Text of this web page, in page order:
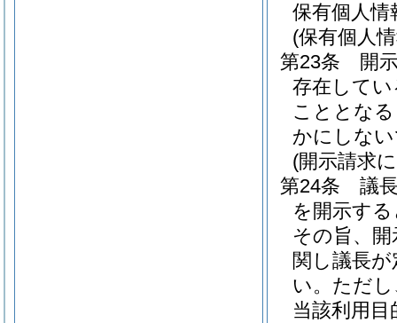
保有個人
(保有個人
第23条
開
存在して
こととな
かにしな
(開示請求
第24条
議
を開示す
その旨、
関し議長
い。 ただ
当該利用